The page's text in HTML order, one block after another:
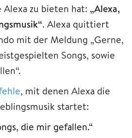
zu bieten hat: „Alexa,
. Alexa quittiert
mit der Meldung „Gerne,
Songs, sowie
, mit denen Alexa die
startet:
die mir gefallen.“